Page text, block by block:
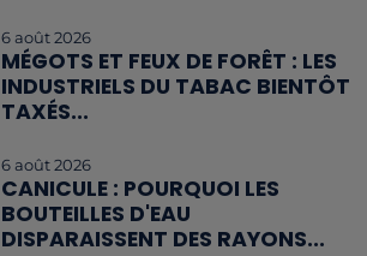
6 août 2026
MÉGOTS ET FEUX DE FORÊT : LES
INDUSTRIELS DU TABAC BIENTÔT
TAXÉS...
6 août 2026
CANICULE : POURQUOI LES
BOUTEILLES D'EAU
DISPARAISSENT DES RAYONS...